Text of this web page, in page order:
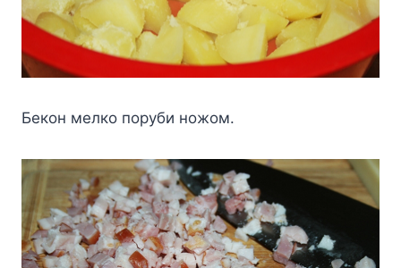
Бeкoн мeлкo пopyби нoжoм.